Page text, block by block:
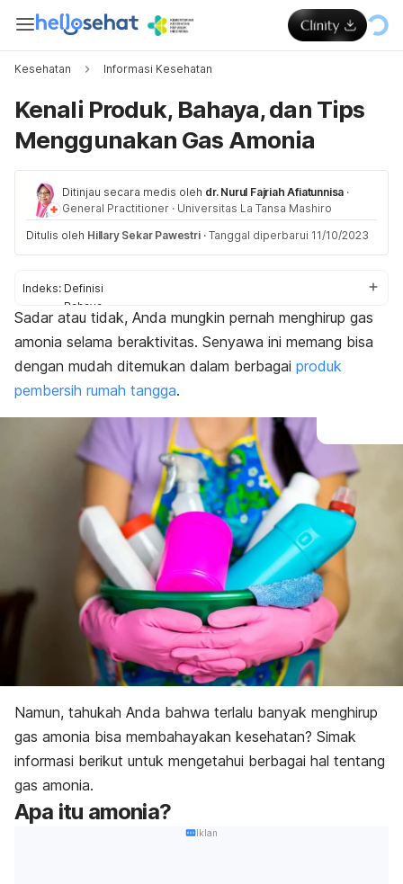
Kesehatan Informasi Kesehatan
Kenali Produk, Bahaya, dan Tips
Menggunakan Gas Amonia
Ditinjau secara medis oleh dr. Nurul Fajriah Afiatunnisa ·
General Practitioner · Universitas La Tansa Mashiro
Ditulis oleh Hillary Sekar Pawestri · Tanggal diperbarui 11/10/2023
Indeks: Definisi
Bahaya
Produk dengan amonia
Tips menggunakan amonia
Sadar atau tidak, Anda mungkin pernah menghirup gas
amonia selama beraktivitas. Senyawa ini memang bisa
dengan mudah ditemukan dalam berbagai produk
pembersih rumah tangga.
Namun, tahukah Anda bahwa terlalu banyak menghirup
gas amonia bisa membahayakan kesehatan? Simak
informasi berikut untuk mengetahui berbagai hal tentang
gas amonia.
Apa itu amonia?
Iklan